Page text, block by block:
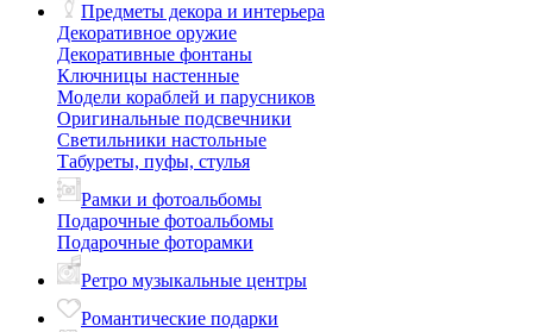
Предметы декора и интерьера
Декоративное оружие
Декоративные фонтаны
Ключницы настенные
Модели кораблей и парусников
Оригинальные подсвечники
Светильники настольные
Табуреты, пуфы, стулья
Рамки и фотоальбомы
Подарочные фотоальбомы
Подарочные фоторамки
Ретро музыкальные центры
Романтические подарки